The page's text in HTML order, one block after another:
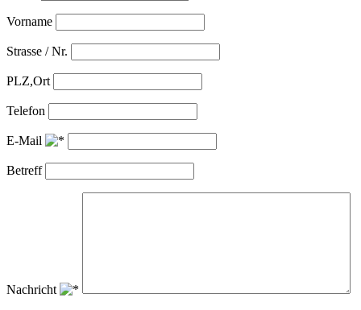
Vorname
Strasse / Nr.
PLZ,Ort
Telefon
E-Mail
Betreff
Nachricht